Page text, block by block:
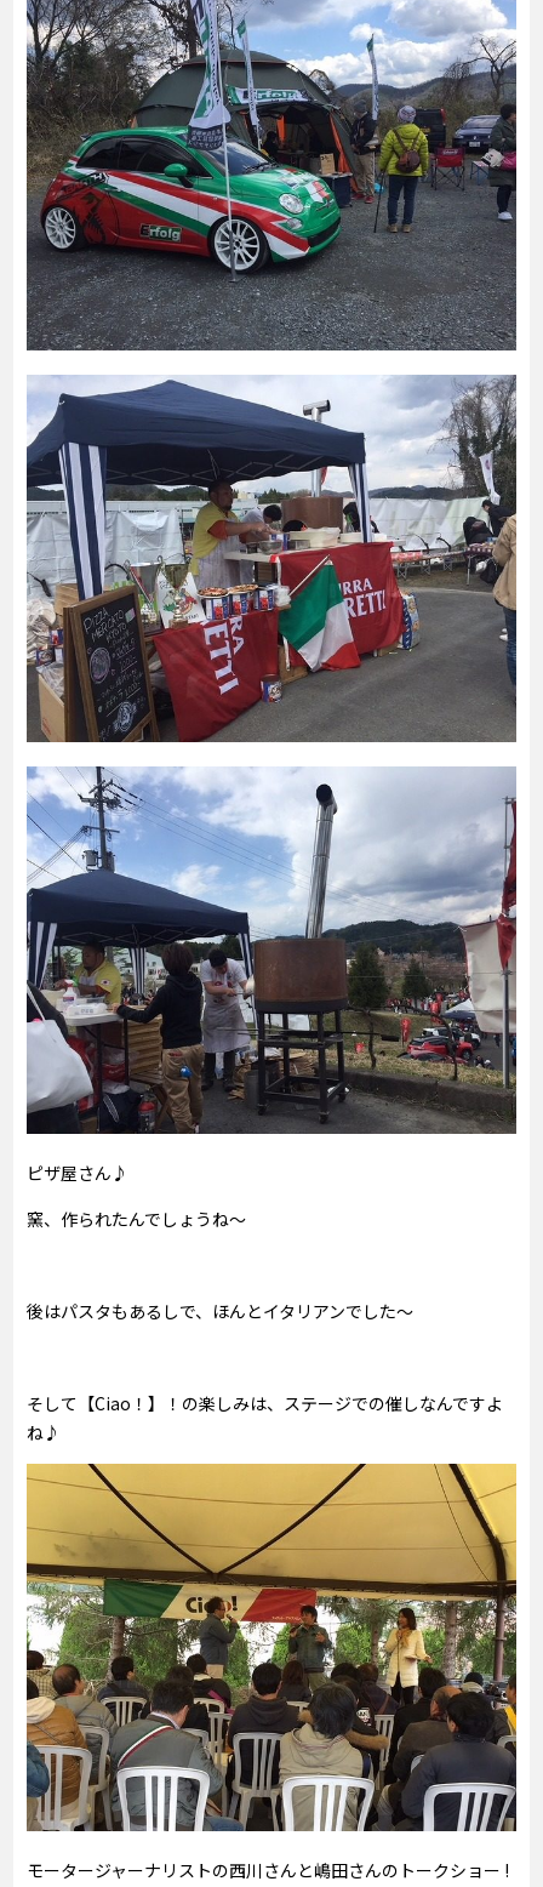
ピザ屋さん♪
窯、作られたんでしょうね～
後はパスタもあるしで、ほんとイタリアンでした～
そして【Ciao！】！の楽しみは、ステージでの催しなんですよ
ね♪
モータージャーナリストの西川さんと嶋田さんのトークショー !